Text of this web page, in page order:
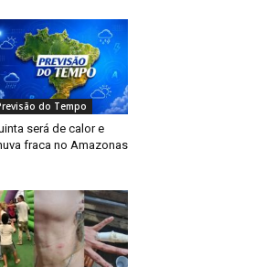
do Tempo
será de calor e
fraca no Amazonas